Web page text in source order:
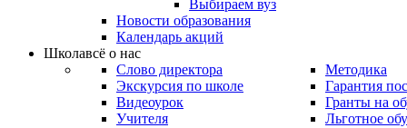
Выбираем вуз
Новости образования
Календарь акций
Школавсё о нас
Слово директора
Экскурсия по школе
Видеоурок
Учителя
Методика
Гарантия
Гранты на
Льготное